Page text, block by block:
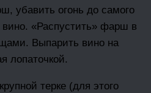
убавить огонь до самого
«Распустить» фарш в
Выпарить вино на
лопаточкой.
терке (для этого